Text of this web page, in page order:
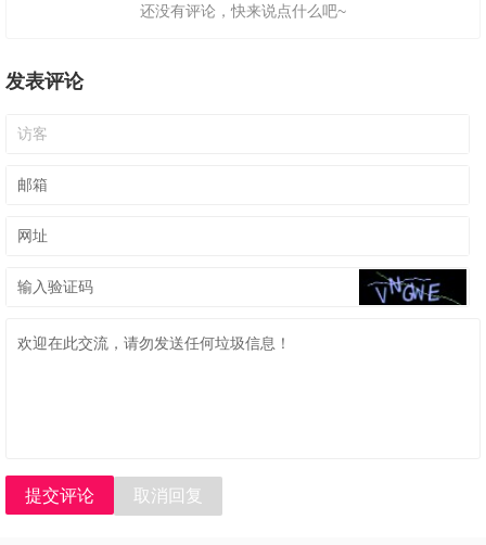
还没有评论，快来说点什么吧~
发表评论
提交评论 取消回复